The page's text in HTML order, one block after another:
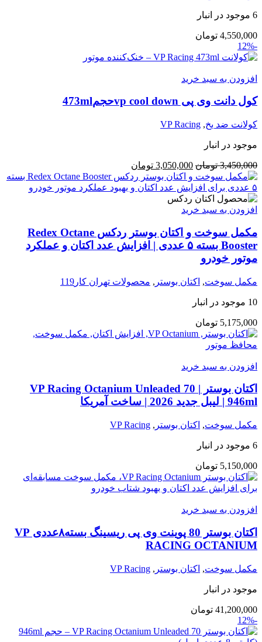
6 موجود در انبار
4,550,000 تومان
-12%
افزودن به سبد خرید
کول دانت وی پی vp cool downحجم473ml
کولانت ضد یخ,
VP Racing
موجود در انبار
3,450,000 تومان قیمت
اصلی:
3,450,000 تومان
بود.
3,050,000 تومان
فعلی:
3,050,000 تومان.
افزودن به سبد خرید
مکمل سوخت و اکتان بوستر ردکس Redex Octane
Booster بسته ۵ عددی | افزایش عدد اکتان و عملکرد
موتور خودرو
مکمل سوخت, اکتان بوستر , محصولات تهران کار119
10 موجود در انبار
5,175,000 تومان
افزودن به سبد خرید
اکتان بوستر VP Racing Octanium Unleaded 70 |
946ml | لیبل جدید 2026 | ساخت آمریکا
مکمل سوخت, اکتان بوستر ,
VP Racing
6 موجود در انبار
5,150,000 تومان
افزودن به سبد خرید
اکتان بوستر 80 پوینت وی پی ریسینگ بسته۸عددی VP
RACING OCTANIUM
مکمل سوخت, اکتان بوستر ,
VP Racing
موجود در انبار
41,200,000 تومان
-12%